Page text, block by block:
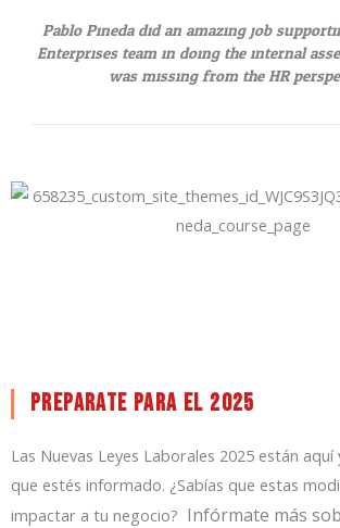
Pablo Pineda did an amazing job
Enterprises team in doing the internal
was missing from the HR
PREPARATE PARA EL 2025
Las Nuevas Leyes Laborales 2025 están
que estés informado. ¿Sabías que estas
impactar a tu negocio? Infórmate más